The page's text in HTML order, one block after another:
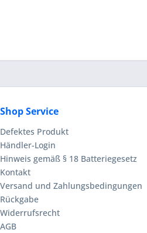
Shop Service
Defektes Produkt
Händler-Login
Hinweis gemäß § 18 Batteriegesetz
Kontakt
Versand und Zahlungsbedingungen
Rückgabe
Widerrufsrecht
AGB